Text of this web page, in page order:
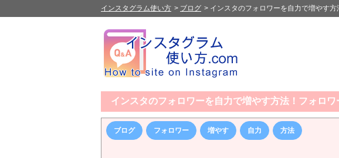
インスタグラム使い方 > ブログ > インスタのフォロワーを自力で増やす
インスタのフォロワーを自力で増やす方法！フォロ
ブログ フォロワー 増やす 自力 方法